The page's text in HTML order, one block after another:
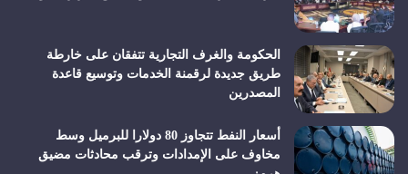
الحكومة والغرف التجارية تتفقان على خارطة
طريق جديدة لرقمنة الخدمات وتوسيع قاعدة
المصدرين
أسعار النفط تتجاوز 80 دولارا للبرميل وسط
مخاوف على الإمدادات وترقب محادثات مضيق